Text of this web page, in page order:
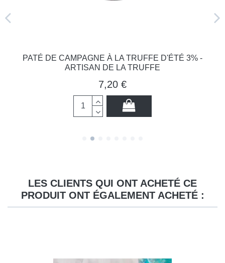
PATÉ DE CAMPAGNE À LA TRUFFE D'ÉTÉ 3% -
ARTISAN DE LA TRUFFE
7,20 €
LES CLIENTS QUI ONT ACHETÉ CE
PRODUIT ONT ÉGALEMENT ACHETÉ :